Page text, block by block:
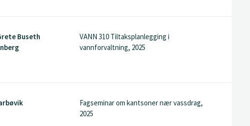
Buseth
VANN 310 Tiltaksplanlegging i
vannforvaltning, 2025
Fagseminar om kantsoner nær vassdrag,
2025